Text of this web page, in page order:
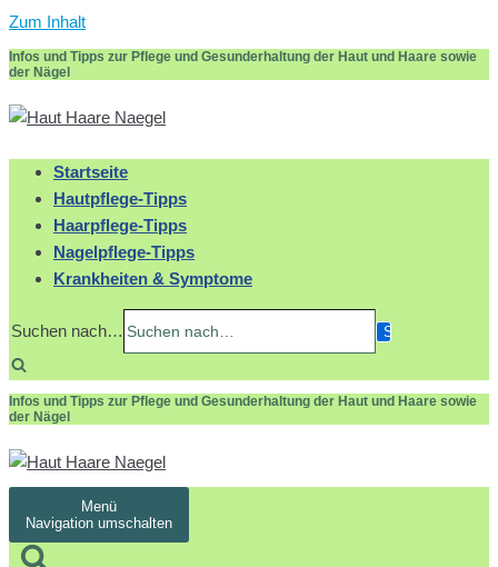
Zum Inhalt
Infos und Tipps zur Pflege und Gesunderhaltung der Haut und Haare sowie
der Nägel
Startseite
Hautpflege-Tipps
Haarpflege-Tipps
Nagelpflege-Tipps
Krankheiten & Symptome
Suchen nach…
Infos und Tipps zur Pflege und Gesunderhaltung der Haut und Haare sowie
der Nägel
Menü
Navigation umschalten